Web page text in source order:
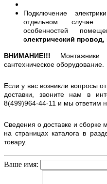
Подключение
отдельном случае
особенностей
электрический
ВНИМАНИЕ!!! Монтажники
сантехническое оборудование.
Если у вас возникли вопросы
доставки, звоните нам в
8(499)964-44-11 и мы ответим
Сведения о доставке и сборке
на страницах каталога в
товару.
Ваше имя: